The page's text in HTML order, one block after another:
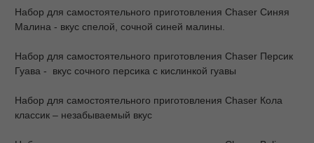
Набор для самостоятельного приготовления Chaser Синяя
Малина - вкус спелой, сочной синей малины.
Набор для самостоятельного приготовления Chaser Персик
Гуава - вкус сочного персика с кислинкой гуавы
Набор для самостоятельного приготовления Chaser Кола
классик – незабываемый вкус